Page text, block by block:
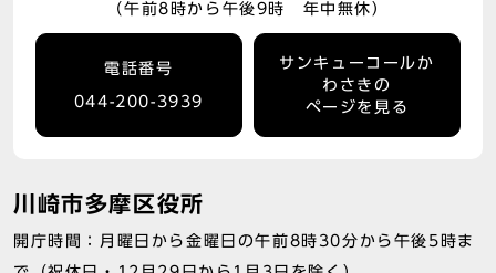
（午前8時から午後9時 年中無休）
電話番号
044-200-3939
サンキューコールか
わさきの
ページを見る
川崎市多摩区役所
開庁時間：月曜日から金曜日の午前8時30分から午後5時ま